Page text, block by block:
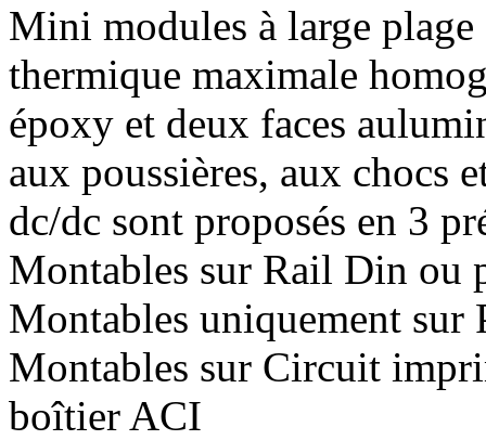
Mini modules à large
thermique maximale
époxy et deux faces
aux poussières, aux chocs
dc/dc sont proposés en 3
Montables sur Rail Din ou
Montables uniquement sur
Montables sur Circuit
boîtier ACI